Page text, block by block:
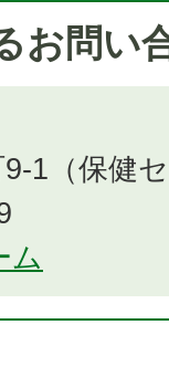
お問い
1（保健
ム